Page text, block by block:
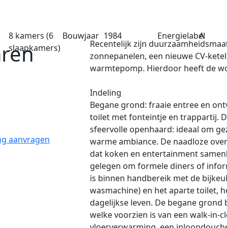
8 kamers (6
slaapkamers)
Bouwjaar 1984 Energielabel
A
aanvragen
Recentelijk zijn
zonnepanelen, een nieuwe CV-
warmtepomp. Hierdoor heeft de
Indeling
Begane grond: fraaie entree en
toilet met fonteintje en trappartij.
sfeervolle openhaard: ideaal om
warme ambiance. De naadloze
dat koken en entertainment
gelegen om formele diners of
is binnen handbereik met de
wasmachine) en het aparte toilet,
dagelijkse leven. De begane
welke voorzien is van een walk-in-